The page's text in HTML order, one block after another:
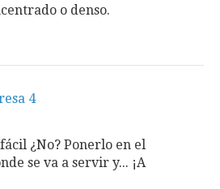
o denso.
¿No? Ponerlo en el
se va a servir y... ¡A